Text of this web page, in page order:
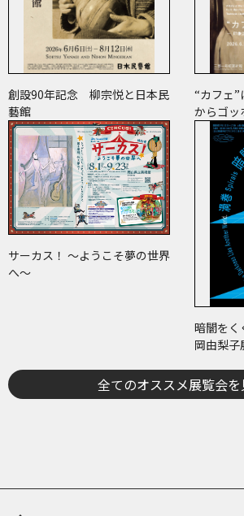
創設90年記念 柳宗悦と日本民
藝館
“カフェ
からゴッ
カソまで
サーカス！ ～ようこそ夢の世界
へ～
暗闇をく
岡由梨子
全てのオススメ展覧会を